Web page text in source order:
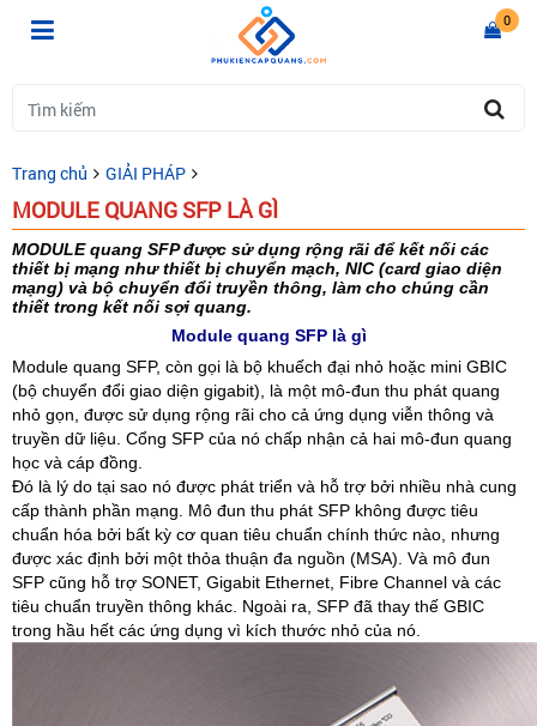
0
Trang chủ GIẢI PHÁP
MODULE QUANG SFP LÀ GÌ
MODULE quang SFP được sử dụng rộng rãi để kết nối các
thiết bị mạng như thiết bị chuyển mạch, NIC (card giao diện
mạng) và bộ chuyển đổi truyền thông, làm cho chúng cần
thiết trong kết nối sợi quang.
Module quang SFP là gì
Module quang SFP, còn gọi là bộ khuếch đại nhỏ hoặc mini GBIC
(bộ chuyển đổi giao diện gigabit), là một mô-đun thu phát quang
nhỏ gọn, được sử dụng rộng rãi cho cả ứng dụng viễn thông và
truyền dữ liệu. Cổng SFP của nó chấp nhận cả hai mô-đun quang
học và cáp đồng.
Đó là lý do tại sao nó được phát triển và hỗ trợ bởi nhiều nhà cung
cấp thành phần mạng. Mô đun thu phát SFP không được tiêu
chuẩn hóa bởi bất kỳ cơ quan tiêu chuẩn chính thức nào, nhưng
được xác định bởi một thỏa thuận đa nguồn (MSA). Và mô đun
SFP cũng hỗ trợ SONET, Gigabit Ethernet, Fibre Channel và các
tiêu chuẩn truyền thông khác. Ngoài ra, SFP đã thay thế GBIC
trong hầu hết các ứng dụng vì kích thước nhỏ của nó.